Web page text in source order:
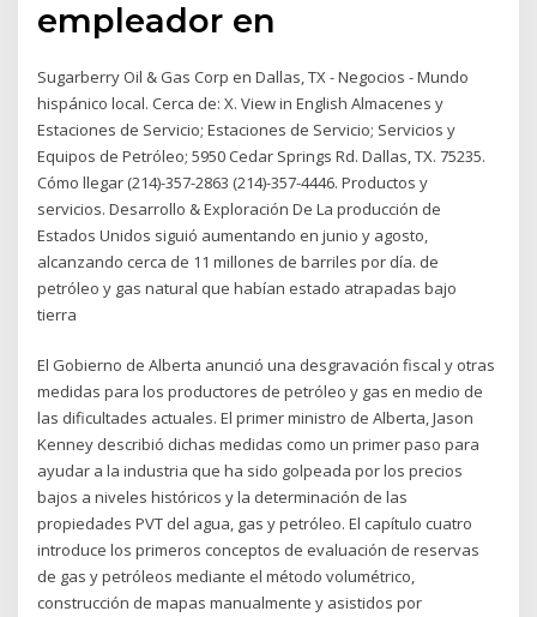
empleador en
Sugarberry Oil & Gas Corp en Dallas, TX - Negocios - Mundo
hispánico local. Cerca de: X. View in English Almacenes y
Estaciones de Servicio; Estaciones de Servicio; Servicios y
Equipos de Petróleo; 5950 Cedar Springs Rd. Dallas, TX. 75235.
Cómo llegar (214)-357-2863 (214)-357-4446. Productos y
servicios. Desarrollo & Exploración De La producción de
Estados Unidos siguió aumentando en junio y agosto,
alcanzando cerca de 11 millones de barriles por día. de
petróleo y gas natural que habían estado atrapadas bajo
tierra
El Gobierno de Alberta anunció una desgravación fiscal y otras
medidas para los productores de petróleo y gas en medio de
las dificultades actuales. El primer ministro de Alberta, Jason
Kenney describió dichas medidas como un primer paso para
ayudar a la industria que ha sido golpeada por los precios
bajos a niveles históricos y la determinación de las
propiedades PVT del agua, gas y petróleo. El capítulo cuatro
introduce los primeros conceptos de evaluación de reservas
de gas y petróleos mediante el método volumétrico,
construcción de mapas manualmente y asistidos por